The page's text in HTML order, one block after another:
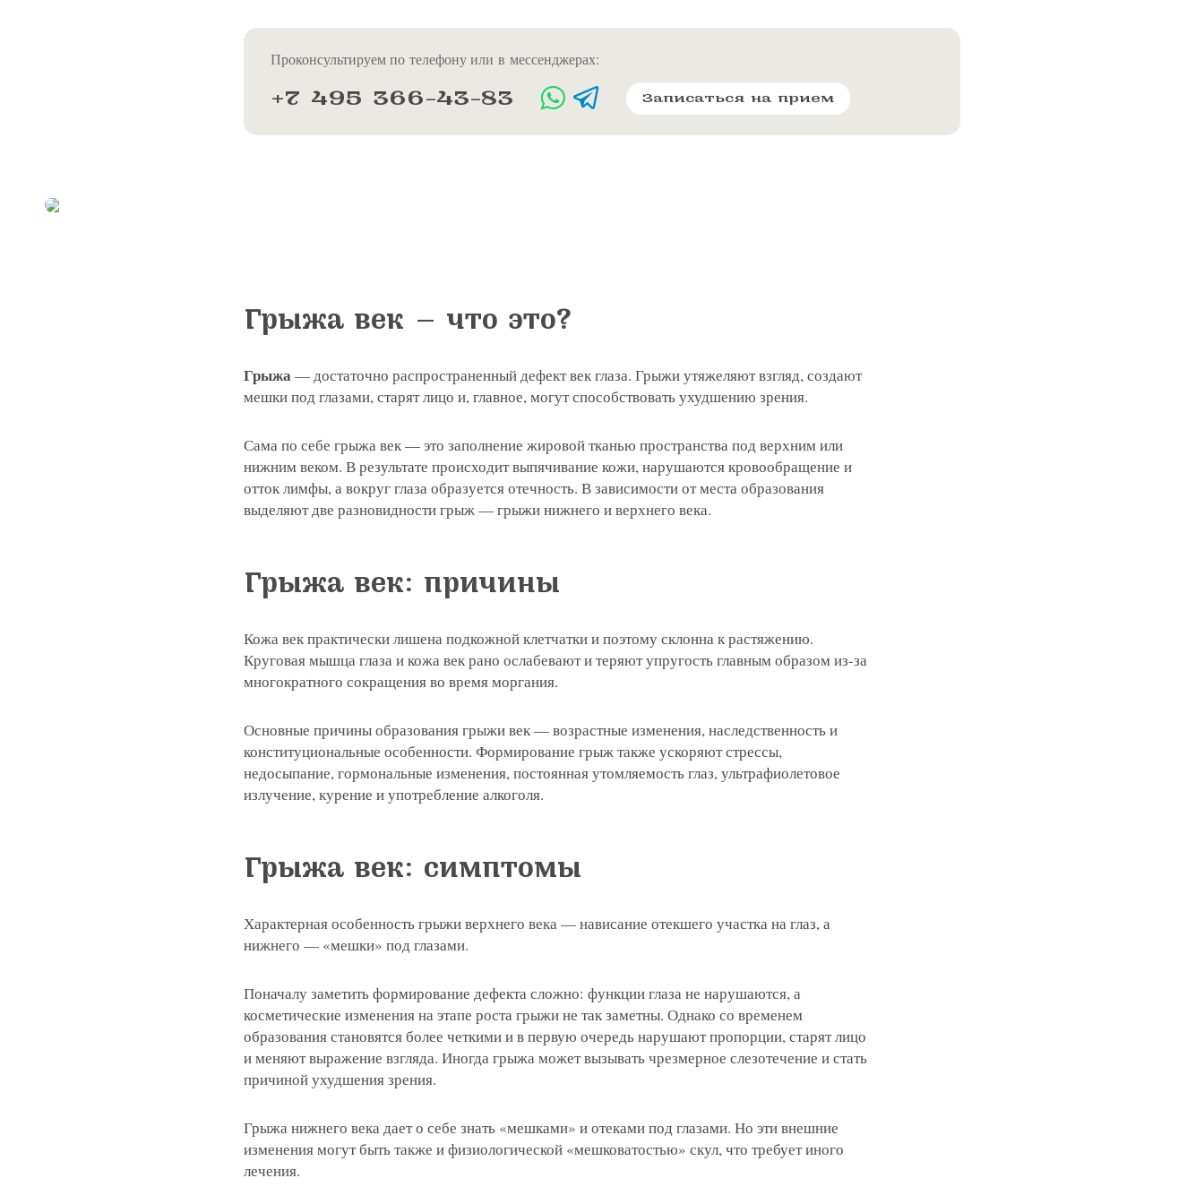
Проконсультируем по телефону или в мессенджерах:
+7 495 366-43-83 Записаться на прием
Грыжа век — что это?
Грыжа— достаточно распространенный дефект век глаза. Грыжи утяжеляют взгляд, создают
мешки под глазами, старят лицо и, главное, могут способствовать ухудшению зрения.
Сама по себе грыжа век — это заполнение жировой тканью пространства под верхним или
нижним веком. В результате происходит выпячивание кожи, нарушаются кровообращение и
отток лимфы, а вокруг глаза образуется отечность. В зависимости от места образования
выделяют две разновидности грыж — грыжи нижнего и верхнего века.
Грыжа век: причины
Кожа век практически лишена подкожной клетчатки и поэтому склонна к растяжению.
Круговая мышца глаза и кожа век рано ослабевают и теряют упругость главным образом из-за
многократного сокращения во время моргания.
Основные причины образования грыжи век — возрастные изменения, наследственность и
конституциональные особенности. Формирование грыж также ускоряют стрессы,
недосыпание, гормональные изменения, постоянная утомляемость глаз, ультрафиолетовое
излучение, курение и употребление алкоголя.
Грыжа век: симптомы
Характерная особенность грыжи верхнего века — нависание отекшего участка на глаз, а
нижнего — «мешки» под глазами.
Поначалу заметить формирование дефекта сложно: функции глаза не нарушаются, а
косметические изменения на этапе роста грыжи не так заметны. Однако со временем
образования становятся более четкими и в первую очередь нарушают пропорции, старят лицо
и меняют выражение взгляда. Иногда грыжа может вызывать чрезмерное слезотечение и стать
причиной ухудшения зрения.
Грыжа нижнего века дает о себе знать «мешками» и отеками под глазами. Но эти внешние
изменения могут быть также и физиологической «мешковатостью» скул, что требует иного
лечения.